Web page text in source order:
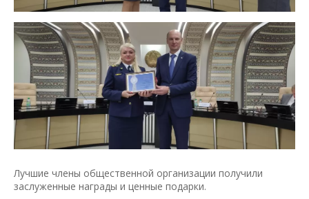
Лучшие члены общественной организации получили
заслуженные награды и ценные подарки.